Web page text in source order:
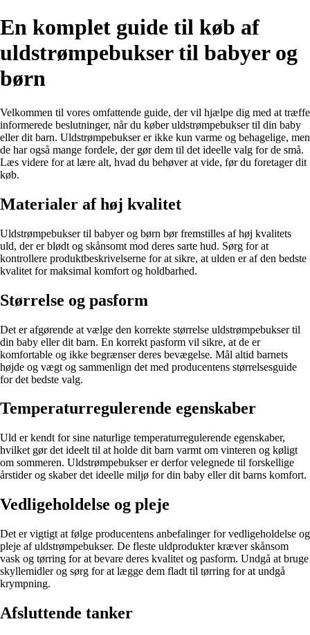
En komplet guide til køb af
uldstrømpebukser til babyer og
børn
Velkommen til vores omfattende guide, der vil hjælpe dig med at træffe
informerede beslutninger, når du køber uldstrømpebukser til din baby
eller dit barn. Uldstrømpebukser er ikke kun varme og behagelige, men
de har også mange fordele, der gør dem til det ideelle valg for de små.
Læs videre for at lære alt, hvad du behøver at vide, før du foretager dit
køb.
Materialer af høj kvalitet
Uldstrømpebukser til babyer og børn bør fremstilles af høj kvalitets
uld, der er blødt og skånsomt mod deres sarte hud. Sørg for at
kontrollere produktbeskrivelserne for at sikre, at ulden er af den bedste
kvalitet for maksimal komfort og holdbarhed.
Størrelse og pasform
Det er afgørende at vælge den korrekte størrelse uldstrømpebukser til
din baby eller dit barn. En korrekt pasform vil sikre, at de er
komfortable og ikke begrænser deres bevægelse. Mål altid barnets
højde og vægt og sammenlign det med producentens størrelsesguide
for det bedste valg.
Temperaturregulerende egenskaber
Uld er kendt for sine naturlige temperaturregulerende egenskaber,
hvilket gør det ideelt til at holde dit barn varmt om vinteren og køligt
om sommeren. Uldstrømpebukser er derfor velegnede til forskellige
årstider og skaber det ideelle miljø for din baby eller dit barns komfort.
Vedligeholdelse og pleje
Det er vigtigt at følge producentens anbefalinger for vedligeholdelse og
pleje af uldstrømpebukser. De fleste uldprodukter kræver skånsom
vask og tørring for at bevare deres kvalitet og pasform. Undgå at bruge
skyllemidler og sørg for at lægge dem fladt til tørring for at undgå
krympning.
Afsluttende tanker